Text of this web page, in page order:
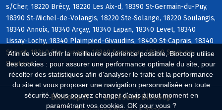
Afin de vous offrir la meilleure expérience possible, Biocoop utilise
des cookies : pour assurer une performance optimale du site, pour
récolter des statistiques afin d'analyser le trafic et la performance
du site et vous proposer une navigation personnalisée en toute
sécurité. Vous pouvez changer d'avis à tout moment en
paramétrant vos cookies. OK pour vous ?
s/Cher, 18220 Brécy, 18220 Les Aix-d, 18390 St-Germain-du-Puy,
18390 St-Michel-de-Volangis, 18220 Ste-Solange, 18220 Soulangis,
18340 Annoix, 18340 Arçay, 18340 Lapan, 18340 Levet, 18340
Lissay-Lochy, 18340 Plaimpied-Givaudins, 18400 St-Caprais, 18340
St-Just, 18340 Ste-Lunaise, 18340 Senneçay, 18340 Soye-en-
Septaine
Biocoop.fr
Le réseau Biocoop